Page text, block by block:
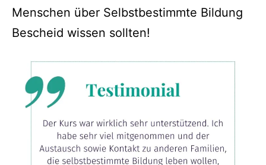
Menschen über Selbstbestimmte Bildung
Bescheid wissen sollten!